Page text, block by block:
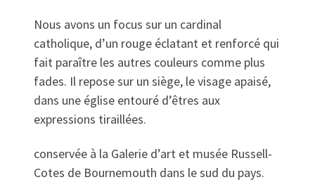
Nous avons un focus sur un cardinal
catholique, d’un rouge éclatant et renforcé qui
fait paraître les autres couleurs comme plus
fades. Il repose sur un siège, le visage apaisé,
dans une église entouré d’êtres aux
expressions tiraillées.
conservée à la Galerie d’art et musée Russell-
Cotes de Bournemouth dans le sud du pays.